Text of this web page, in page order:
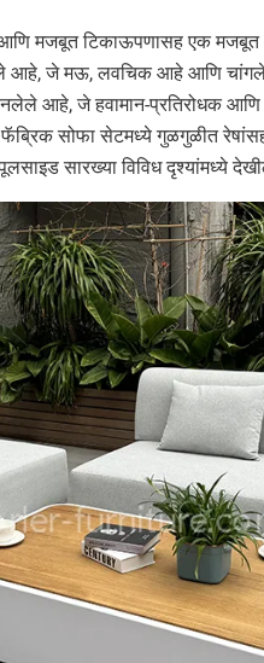
मजबूत टिकाऊपणासह एक
आहे, जे मऊ, लवचिक आहे आणि
आहे, जे हवामान-प्रतिरोधक
सोफा सेटमध्ये गुळगुळीत
पूलसाइड सारख्या विविध दृश्यांमध्ये